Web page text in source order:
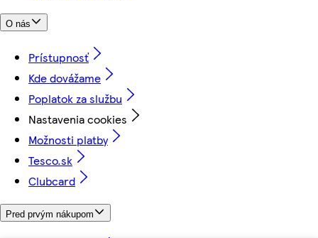
O nás
Prístupnosť
Kde dovážame
Poplatok za službu
Nastavenia cookies
Možnosti platby
Tesco.sk
Clubcard
Pred prvým nákupom